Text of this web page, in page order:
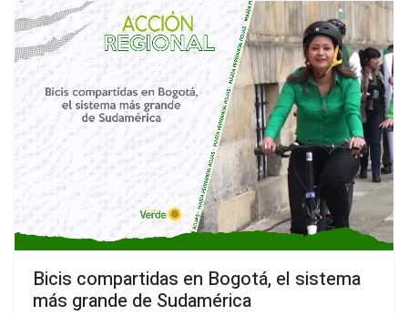
Bicis compartidas en Bogotá, el sistema
más grande de Sudamérica